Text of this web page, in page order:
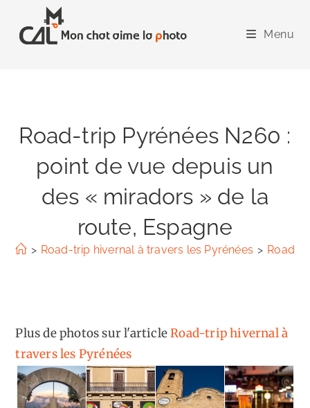
content
Menu
Road-trip Pyrénées N260 :
point de vue depuis un
des « miradors » de la
route, Espagne
> Road-trip hivernal à travers les Pyrénées > Road-
Plus de photos sur l'articleRoad-trip hivernal à
travers les Pyrénées